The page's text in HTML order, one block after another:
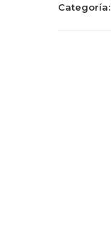
Categoría: